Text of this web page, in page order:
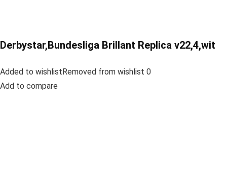
Derbystar,Bundesliga Brillant Replica v22,4,wit
Added to wishlistRemoved from wishlist 0
Add to compare